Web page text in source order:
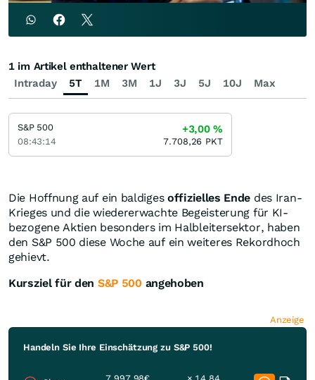
Die Hoffnung auf ein baldiges offizielles Ende des Iran-
Krieges und die wiedererwachte Begeisterung für KI-
bezogene Aktien besonders im Halbleitersektor, haben
den S&P 500 diese Woche auf ein weiteres Rekordhoch
gehievt.
Kursziel für den S&P 500 angehoben
Anzeige
Handeln Sie Ihre Einschätzung zu S&P 500!
Intraday 5T 1M 3M 1J 3J 5J 10J Max
1 im Artikel enthaltener Wert
S&P 500
08:43:14
+3,00%
7.708,26 PKT